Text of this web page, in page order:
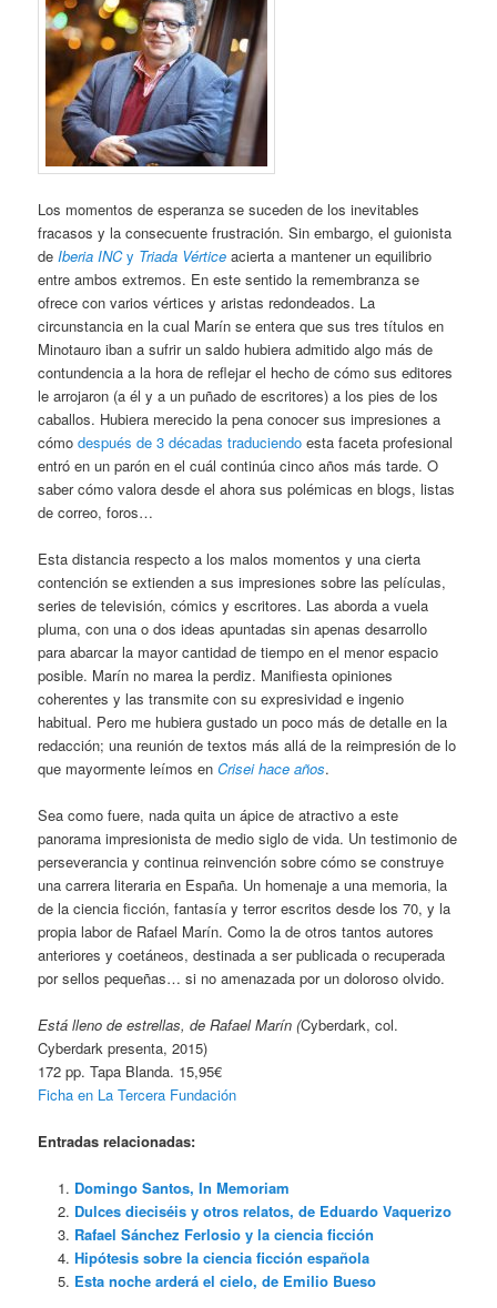
Los momentos de esperanza se suceden de los inevitables
fracasos y la consecuente frustración. Sin embargo, el guionista
deIberia INCy Triada Vértice acierta a mantener un equilibrio
entre ambos extremos. En este sentido la remembranza se
ofrece con varios vértices y aristas redondeados. La
circunstancia en la cual Marín se entera que sus tres títulos en
Minotauro iban a sufrir un saldo hubiera admitido algo más de
contundencia a la hora de reflejar el hecho de cómo sus editores
le arrojaron (a él y a un puñado de escritores) a los pies de los
caballos. Hubiera merecido la pena conocer sus impresiones a
cómodespués de 3 décadas traduciendo esta faceta profesional
entró en un parón en el cuál continúa cinco años más tarde. O
saber cómo valora desde el ahora sus polémicas en blogs, listas
de correo, foros…
Esta distancia respecto a los malos momentos y una cierta
contención se extienden a sus impresiones sobre las películas,
series de televisión, cómics y escritores. Las aborda a vuela
pluma, con una o dos ideas apuntadas sin apenas desarrollo
para abarcar la mayor cantidad de tiempo en el menor espacio
posible. Marín no marea la perdiz. Manifiesta opiniones
coherentes y las transmite con su expresividad e ingenio
habitual. Pero me hubiera gustado un poco más de detalle en la
redacción; una reunión de textos más allá de la reimpresión de lo
que mayormente leímos enCrisei hace años.
Sea como fuere, nada quita un ápice de atractivo a este
panorama impresionista de medio siglo de vida. Un testimonio de
perseverancia y continua reinvención sobre cómo se construye
una carrera literaria en España. Un homenaje a una memoria, la
de la ciencia ficción, fantasía y terror escritos desde los 70, y la
propia labor de Rafael Marín. Como la de otros tantos autores
anteriores y coetáneos, destinada a ser publicada o recuperada
por sellos pequeñas… si no amenazada por un doloroso olvido.
Está lleno de estrellas, de Rafael Marín (Cyberdark, col.
Cyberdark presenta, 2015)
172 pp. Tapa Blanda. 15,95€
Ficha en La Tercera Fundación
Entradas relacionadas:
Domingo Santos, In Memoriam
Dulces dieciséis y otros relatos, de Eduardo Vaquerizo
Rafael Sánchez Ferlosio y la ciencia ficción
Hipótesis sobre la ciencia ficción española
Esta noche arderá el cielo, de Emilio Bueso